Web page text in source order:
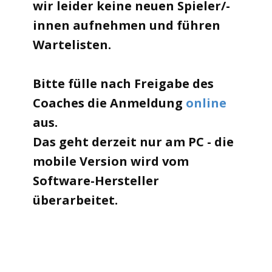
wir leider keine neuen Spieler/-
innen aufnehmen und führen
Wartelisten.
Bitte fülle nach Freigabe des
Coaches die Anmeldung online
aus.
Das geht derzeit nur am PC - die
mobile Version wird vom
Software-Hersteller
überarbeitet.